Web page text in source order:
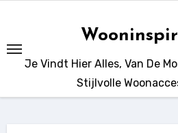
de
inhoudJe Vindt Hier Alles, Van De
Stijlvolle